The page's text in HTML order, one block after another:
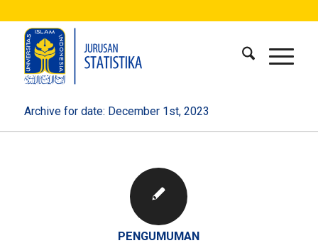
Archive for date: December 1st, 2023
PENGUMUMAN